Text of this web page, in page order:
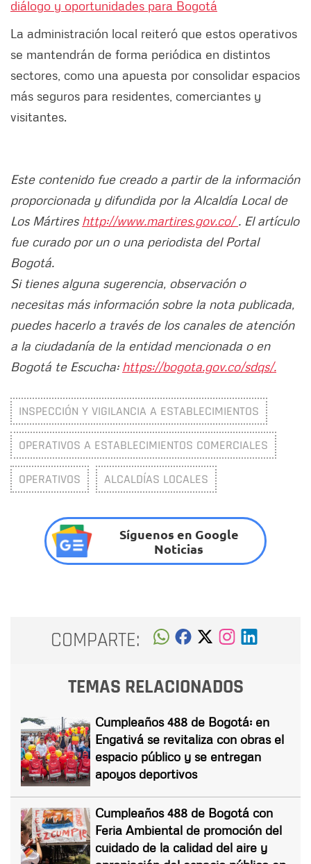
diálogo y oportunidades para Bogotá
La administración local reiteró que estos operativos
se mantendrán de forma periódica en distintos
sectores, como una apuesta por consolidar espacios
más seguros para residentes, comerciantes y
visitantes.
Este contenido fue creado a partir de la información
proporcionada y difundida por la Alcaldía Local de
Los Mártires http://www.martires.gov.co/. El artículo
fue curado por un o una periodista del Portal
Bogotá.
Si tienes alguna sugerencia, observación o
necesitas más información sobre la nota publicada,
puedes hacerlo a través de los canales de atención
a la ciudadanía de la entidad mencionada o en
Bogotá te Escucha: https://bogota.gov.co/sdqs/.
INSPECCIÓN Y VIGILANCIA A ESTABLECIMIENTOS
OPERATIVOS A ESTABLECIMIENTOS COMERCIALES
OPERATIVOS ALCALDÍAS LOCALES
Síguenos en Google
Noticias
COMPARTE:
TEMAS RELACIONADOS
Cumpleaños 488 de Bogotá: en
Engativá se revitaliza con obras el
espacio público y se entregan
apoyos deportivos
Cumpleaños 488 de Bogotá con
Feria Ambiental de promoción del
cuidado de la calidad del aire y